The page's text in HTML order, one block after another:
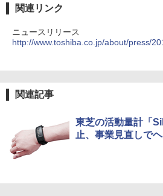
関連リンク
ニュースリリース
http://www.toshiba.co.jp/about/press/
関連記事
東芝の活動量計「
止、事業見直しで